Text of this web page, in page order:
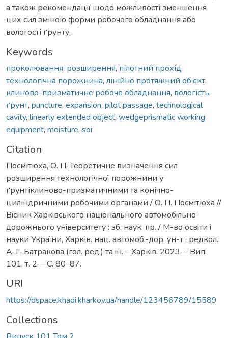
а також рекомендації щодо можливості зменшення
цих сил зміною форми робочого обладнання або
вологості ґрунту.
Keywords
проколювання, розширення, пілотний прохід,
технологічна порожнина, лінійно протяжний об’єкт,
клиново-призматичне робоче обладнання, вологість,
ґрунт, puncture, expansion, pilot passage, technological
cavity, linearly extended object, wedgeprismatic working
equipment, moisture, soi
Citation
Посмітюха, О. П. Теоретичне визначення сил
розширення технологічної порожнини у
ґрунтіклиново-призматичними та конічно-
циліндричними робочими органами / О. П. Посмітюха //
Вiсник Харкiвського нацiонального автомобiльно-
дорожнього унiверситету : зб. наук. пр. / М-во освiти i
науки України, Харків. нац. автомоб.-дор. ун-т ; редкол.:
А. Г. Батракова (гол. ред.) та iн. – Харкiв, 2023. – Вип.
101, т. 2. – C. 80–87.
URI
https://dspace.khadi.kharkov.ua/handle/123456789/15589
Collections